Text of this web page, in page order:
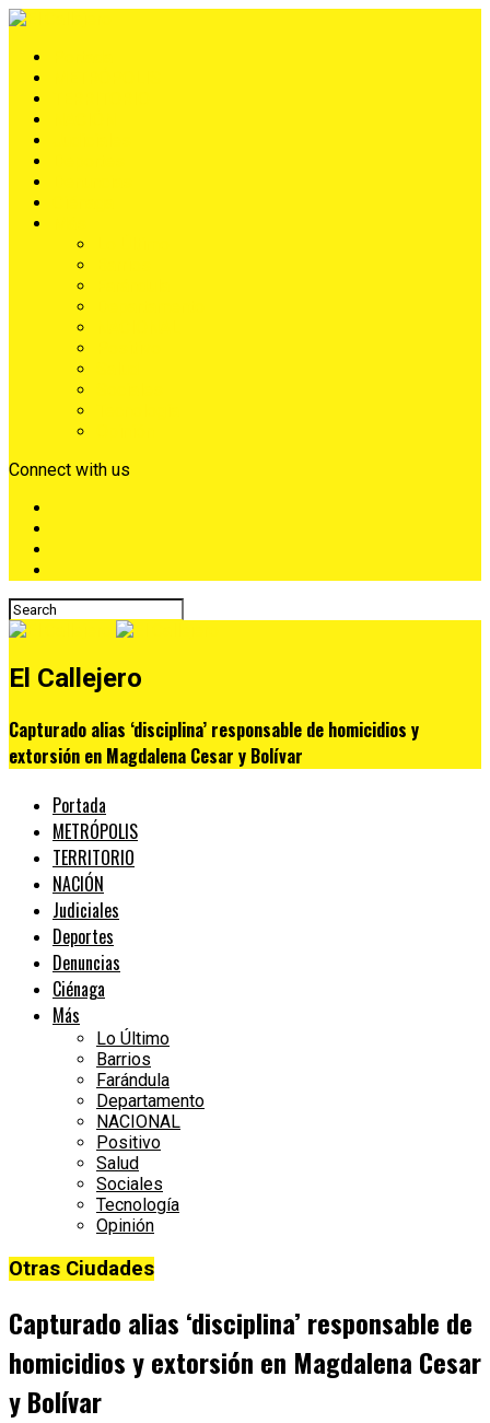
Connect with us
El Callejero
Capturado alias ‘disciplina’ responsable de homicidios y
extorsión en Magdalena Cesar y Bolívar
Portada
METRÓPOLIS
TERRITORIO
NACIÓN
Judiciales
Deportes
Denuncias
Ciénaga
Más
Lo Último
Barrios
Farándula
Departamento
NACIONAL
Positivo
Salud
Sociales
Tecnología
Opinión
Otras Ciudades
Capturado alias ‘disciplina’ responsable de
homicidios y extorsión en Magdalena Cesar
y Bolívar